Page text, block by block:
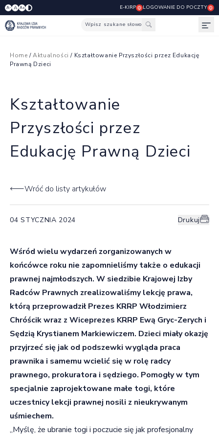
A- A A+ E-KIRP LOGOWANIE DO POCZTY
Wpisz szukane słowo
Home /Aktualności / Kształtowanie Przyszłości przez Edukację
Prawną Dzieci
Kształtowanie
Przyszłości przez
Edukację Prawną Dzieci
Wróć do listy artykułów
04 STYCZNIA 2024 Drukuj
Wśród wielu wydarzeń zorganizowanych w
końcówce roku nie zapomnieliśmy także o edukacji
prawnej najmłodszych. W siedzibie Krajowej Izby
Radców Prawnych zrealizowaliśmy lekcję prawa,
którą przeprowadził Prezes KRRP Włodzimierz
Chróścik wraz z Wiceprezes KRRP Ewą Gryc-Zerych i
Sędzią Krystianem Markiewiczem. Dzieci miały okazję
przyjrzeć się jak od podszewki wygląda praca
prawnika i samemu wcielić się w rolę radcy
prawnego, prokuratora i sędziego. Pomogły w tym
specjalnie zaprojektowane małe togi, które
uczestnicy lekcji prawnej nosili z nieukrywanym
uśmiechem.
„Myślę, że ubranie togi i poczucie się jak profesjonalny